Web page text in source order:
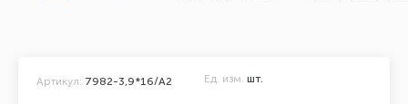
Артикул: 7982-3,9*16/А2 Ед. изм. шт.